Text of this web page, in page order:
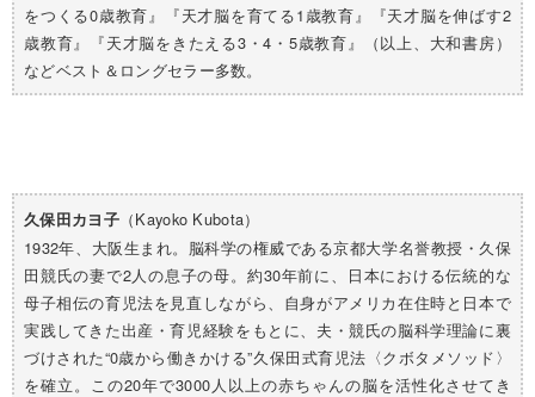
をつくる0歳教育』『天才脳を育てる1歳教育』『天才脳を伸ばす2
歳教育』『天才脳をきたえる3・4・5歳教育』（以上、大和書房）
などベスト＆ロングセラー多数。
久保田カヨ子（Kayoko Kubota）
1932年、大阪生まれ。脳科学の権威である京都大学名誉教授・久保
田競氏の妻で2人の息子の母。約30年前に、日本における伝統的な
母子相伝の育児法を見直しながら、自身がアメリカ在住時と日本で
実践してきた出産・育児経験をもとに、夫・競氏の脳科学理論に裏
づけされた“0歳から働きかける”久保田式育児法〈クボタメソッド〉
を確立。この20年で3000人以上の赤ちゃんの脳を活性化させてき